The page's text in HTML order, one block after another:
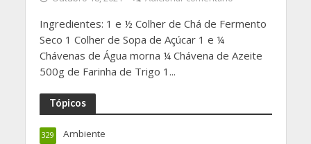
Ingredientes: 1 e ½ Colher de Chá de Fermento
Seco 1 Colher de Sopa de Açúcar 1 e ¼
Chávenas de Água morna ¼ Chávena de Azeite
500g de Farinha de Trigo 1...
Tópicos
Ambiente
329